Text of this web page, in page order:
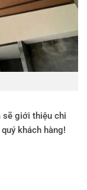
sẽ giới thiệu chi
khách hàng!